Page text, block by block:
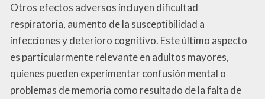
Otros efectos adversos incluyen dificultad
respiratoria, aumento de la susceptibilidad a
infecciones y deterioro cognitivo. Este último aspecto
es particularmente relevante en adultos mayores,
quienes pueden experimentar confusión mental o
problemas de memoria como resultado de la falta de